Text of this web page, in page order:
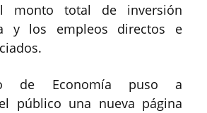
monto total de inversión
y los empleos directos e
de Economía puso a
público una nueva página